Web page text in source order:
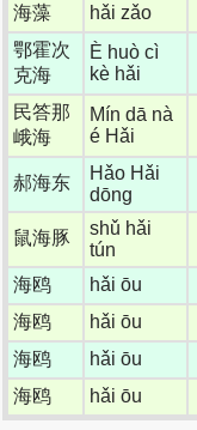
海藻
hǎi zǎo
鄂霍次
克海
È huò cì
kè hǎi
民答那
峨海
Mín dā nà
é Hǎi
郝海东
Hǎo Hǎi
dōng
鼠海豚
shǔ hǎi
tún
海鸥 hǎi ōu
海鸥
hǎi ōu
海鸥
hǎi ōu
海鸥
hǎi ōu